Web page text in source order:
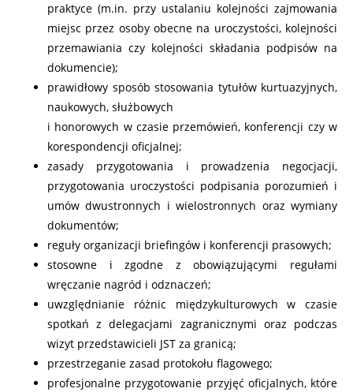
praktyce (m.in. przy ustalaniu kolejności zajmowania
miejsc przez osoby obecne na uroczystości, kolejności
przemawiania czy kolejności składania podpisów na
dokumencie);
prawidłowy sposób stosowania tytułów kurtuazyjnych,
naukowych, służbowych
i honorowych w czasie przemówień, konferencji czy w
korespondencji oficjalnej;
zasady przygotowania i prowadzenia negocjacji,
przygotowania uroczystości podpisania porozumień i
umów dwustronnych i wielostronnych oraz wymiany
dokumentów;
reguły organizacji briefingów i konferencji prasowych;
stosowne i zgodne z obowiązującymi regułami
wręczanie nagród i odznaczeń;
uwzględnianie różnic międzykulturowych w czasie
spotkań z delegacjami zagranicznymi oraz podczas
wizyt przedstawicieli JST za granicą;
przestrzeganie zasad protokołu flagowego;
profesjonalne przygotowanie przyjęć oficjalnych, które